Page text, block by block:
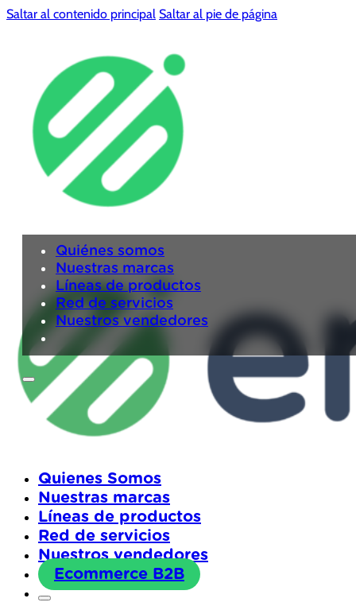
Saltar al contenido principal Saltar al pie de página
Quiénes somos
Nuestras marcas
Líneas de productos
Red de servicios
Nuestros vendedores
Quienes Somos
Nuestras marcas
Líneas de productos
Red de servicios
Nuestros vendedores
Ecommerce B2B